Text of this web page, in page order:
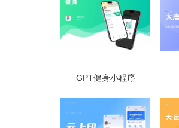
GPT健身小程序